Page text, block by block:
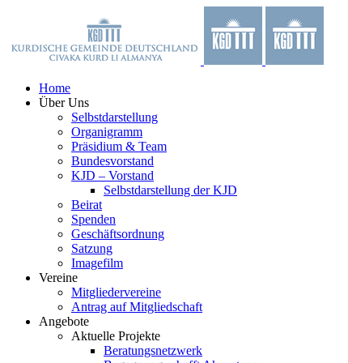
springen
Home
Über Uns
Selbstdarstellung
Organigramm
Präsidium & Team
Bundesvorstand
KJD – Vorstand
Selbstdarstellung der KJD
Beirat
Spenden
Geschäftsordnung
Satzung
Imagefilm
Vereine
Mitgliedervereine
Antrag auf Mitgliedschaft
Angebote
Aktuelle Projekte
Beratungsnetzwerk